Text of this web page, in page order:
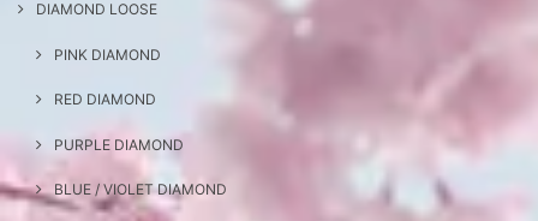
DIAMOND LOOSE
PINK DIAMOND
RED DIAMOND
PURPLE DIAMOND
BLUE / VIOLET DIAMOND